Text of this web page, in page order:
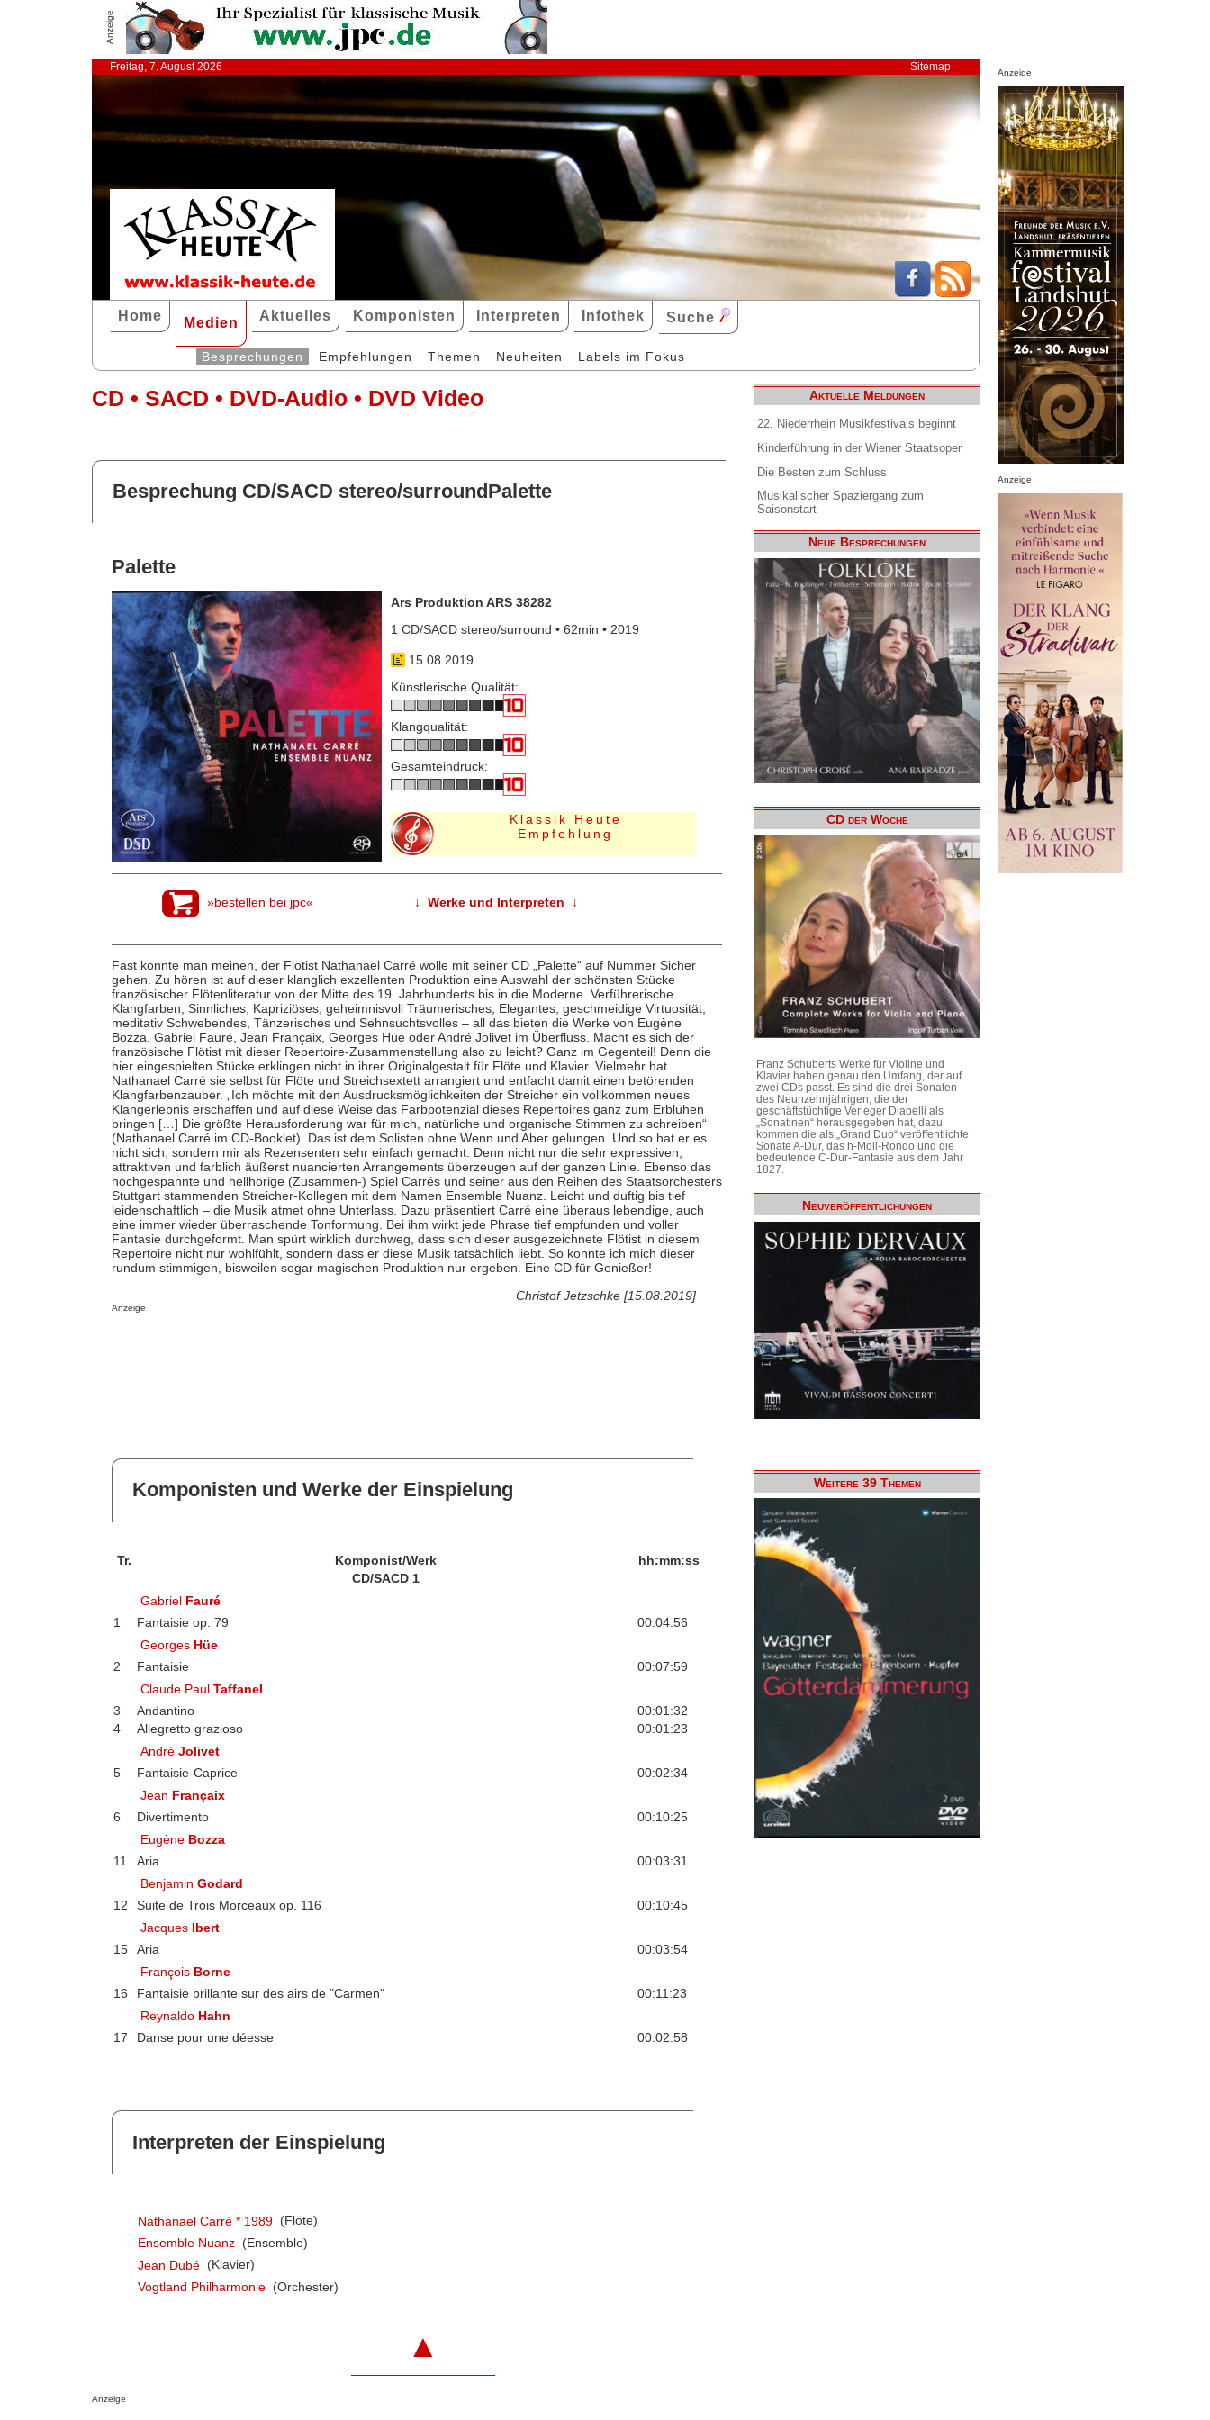
Anzeige
Freitag, 7. August 2026 Sitemap
Home Medien Aktuelles Komponisten Interpreten Infothek Suche
Besprechungen Empfehlungen Themen Neuheiten Labels im Fokus
CD • SACD • DVD-Audio • DVD Video
Besprechung CD/SACD stereo/surroundPalette
Palette
Ars Produktion ARS 38282
1 CD/SACD stereo/surround • 62min • 2019
15.08.2019
Künstlerische Qualität:
Klangqualität:
Gesamteindruck:
Klassik Heute
Empfehlung
»bestellen bei jpc« ↓ Werke und Interpreten ↓
Fast könnte man meinen, der Flötist Nathanael Carré wolle mit seiner CD „Palette“ auf Nummer Sicher
gehen. Zu hören ist auf dieser klanglich exzellenten Produktion eine Auswahl der schönsten Stücke
französischer Flötenliteratur von der Mitte des 19. Jahrhunderts bis in die Moderne. Verführerische
Klangfarben, Sinnliches, Kapriziöses, geheimnisvoll Träumerisches, Elegantes, geschmeidige Virtuosität,
meditativ Schwebendes, Tänzerisches und Sehnsuchtsvolles – all das bieten die Werke von Eugène
Bozza, Gabriel Fauré, Jean Françaix, Georges Hüe oder André Jolivet im Überfluss. Macht es sich der
französische Flötist mit dieser Repertoire-Zusammenstellung also zu leicht? Ganz im Gegenteil! Denn die
hier eingespielten Stücke erklingen nicht in ihrer Originalgestalt für Flöte und Klavier. Vielmehr hat
Nathanael Carré sie selbst für Flöte und Streichsextett arrangiert und entfacht damit einen betörenden
Klangfarbenzauber. „Ich möchte mit den Ausdrucksmöglichkeiten der Streicher ein vollkommen neues
Klangerlebnis erschaffen und auf diese Weise das Farbpotenzial dieses Repertoires ganz zum Erblühen
bringen […] Die größte Herausforderung war für mich, natürliche und organische Stimmen zu schreiben“
(Nathanael Carré im CD-Booklet). Das ist dem Solisten ohne Wenn und Aber gelungen. Und so hat er es
nicht sich, sondern mir als Rezensenten sehr einfach gemacht. Denn nicht nur die sehr expressiven,
attraktiven und farblich äußerst nuancierten Arrangements überzeugen auf der ganzen Linie. Ebenso das
hochgespannte und hellhörige (Zusammen-) Spiel Carrés und seiner aus den Reihen des Staatsorchesters
Stuttgart stammenden Streicher-Kollegen mit dem Namen Ensemble Nuanz. Leicht und duftig bis tief
leidenschaftlich – die Musik atmet ohne Unterlass. Dazu präsentiert Carré eine überaus lebendige, auch
eine immer wieder überraschende Tonformung. Bei ihm wirkt jede Phrase tief empfunden und voller
Fantasie durchgeformt. Man spürt wirklich durchweg, dass sich dieser ausgezeichnete Flötist in diesem
Repertoire nicht nur wohlfühlt, sondern dass er diese Musik tatsächlich liebt. So konnte ich mich dieser
rundum stimmigen, bisweilen sogar magischen Produktion nur ergeben. Eine CD für Genießer!
Christof Jetzschke [15.08.2019]
Anzeige
Komponisten und Werke der Einspielung
Tr. Komponist/Werk
hh:mm:ss
CD/SACD 1
Gabriel Fauré
1
Fantaisie op. 79
00:04:56
Georges Hüe
2
Fantaisie
00:07:59
Claude PaulTaffanel
3
Andantino
00:01:32
4
Allegretto grazioso
00:01:23
AndréJolivet
5
Fantaisie-Caprice
00:02:34
Jean Françaix
6
Divertimento
00:10:25
Eugène Bozza
11
Aria
00:03:31
BenjaminGodard
12
Suite de Trois Morceaux op. 116
00:10:45
Jacques Ibert
15
Aria
00:03:54
François Borne
16
Fantaisie brillante sur des airs de "Carmen"
00:11:23
Reynaldo Hahn
17
Danse pour une déesse 00:02:58
Interpreten der Einspielung
Nathanael Carré * 1989 (Flöte)
Ensemble Nuanz (Ensemble)
Jean Dubé (Klavier)
Vogtland Philharmonie (Orchester)
▲
Anzeige
Aktuelle Meldungen
22. Niederrhein Musikfestivals beginnt
Kinderführung in der Wiener Staatsoper
Die Besten zum Schluss
Musikalischer Spaziergang zum
Saisonstart
Neue Besprechungen
CD der Woche
Franz Schuberts Werke für Violine und
Klavier haben genau den Umfang, der auf
zwei CDs passt. Es sind die drei Sonaten
des Neunzehnjährigen, die der
geschäftstüchtige Verleger Diabelli als
„Sonatinen“ herausgegeben hat, dazu
kommen die als „Grand Duo“ veröffentlichte
Sonate A-Dur, das h-Moll-Rondo und die
bedeutende C-Dur-Fantasie aus dem Jahr
1827.
Neuveröffentlichungen
Weitere 39 Themen
Anzeige
Anzeige